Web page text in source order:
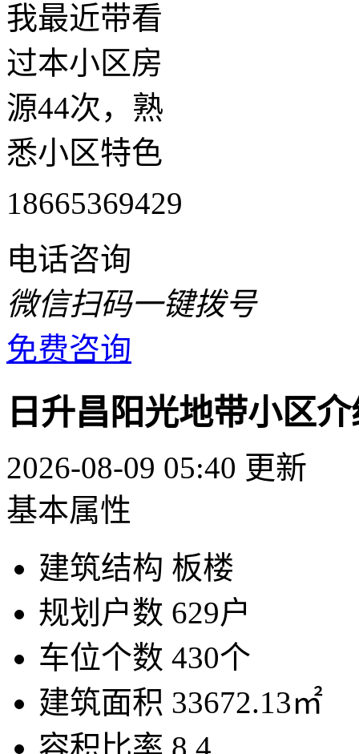
我最近带看
过本小区房
源44次，熟
悉小区特色
18665369429
电话咨询
微信扫码一键拨号
免费咨询
日升昌阳光地带小区
2026-08-09 05:40 更新
基本属性
建筑结构 板楼
规划户数 629户
车位个数 430个
建筑面积 33672.13㎡